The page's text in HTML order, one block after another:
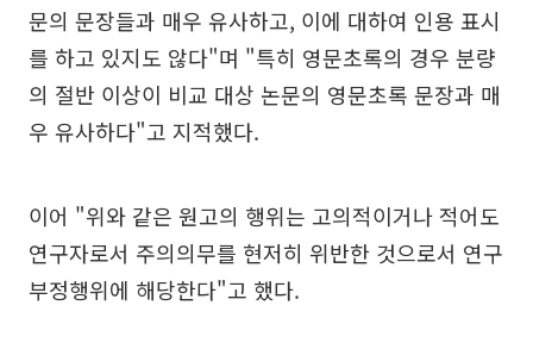
문의 문장들과 매우 유사하고, 이에 대하여 인용 표시
를 하고 있지도 않다"며 "특히 영문초록의 경우 분량
의 절반 이상이 비교 대상 논문의 영문초록 문장과 매
우 유사하다"고 지적했다.
이어 "위와 같은 원고의 행위는 고의적이거나 적어도
연구자로서 주의의무를 현저히 위반한 것으로서 연구
부정행위에 해당한다"고 했다.